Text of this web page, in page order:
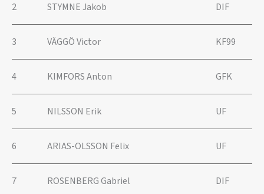
2 STYMNE Jakob DIF
3 VÄGGÖ Victor KF99
4 KIMFORS Anton GFK
5 NILSSON Erik UF
6 ARIAS-OLSSON Felix UF
7 ROSENBERG Gabriel DIF